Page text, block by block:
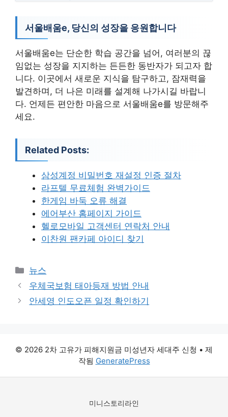
서울배움e, 당신의 성장을 응원합니다
서울배움e는 단순한 학습 공간을 넘어, 여러분의 끊
임없는 성장을 지지하는 든든한 동반자가 되고자 합
니다. 이곳에서 새로운 지식을 탐구하고, 잠재력을
발견하며, 더 나은 미래를 설계해 나가시길 바랍니
다. 언제든 편안한 마음으로 서울배움e를 방문해주
세요.
Related Posts:
삼성계정 비밀번호 재설정 인증 절차
라프텔 무료체험 완벽가이드
한게임 바둑 오류 해결
에어부산 홈페이지 가이드
헬로모바일 고객센터 연락처 안내
이찬원 팬카페 아이디 찾기
카
테
고
리
뉴스
우체국보험 태아등재 방법 안내
안세영 인도오픈 일정 확인하기
© 2026 2차 고유가 피해지원금 미성년자 세대주 신청 • 제
작됨 GeneratePress
미니스토리라인